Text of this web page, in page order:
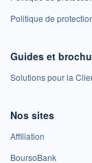
Politique de
Guides et
Solutions pour la
Nos sites
Affiliation
BoursoBank